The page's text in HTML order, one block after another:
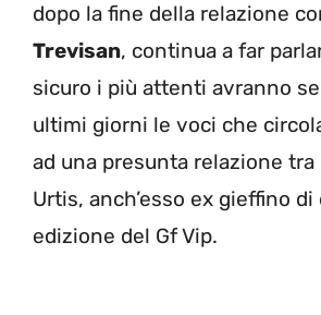
dopo la fine della relazione
Trevisan, continua a far
sicuro i più attenti avranno
ultimi giorni le voci che
ad una presunta relazione tra
Urtis, anch’esso ex gieffino di
edizione del Gf Vip.